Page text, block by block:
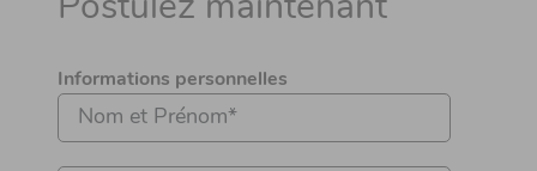
Postulez maintenant
Informations personnelles